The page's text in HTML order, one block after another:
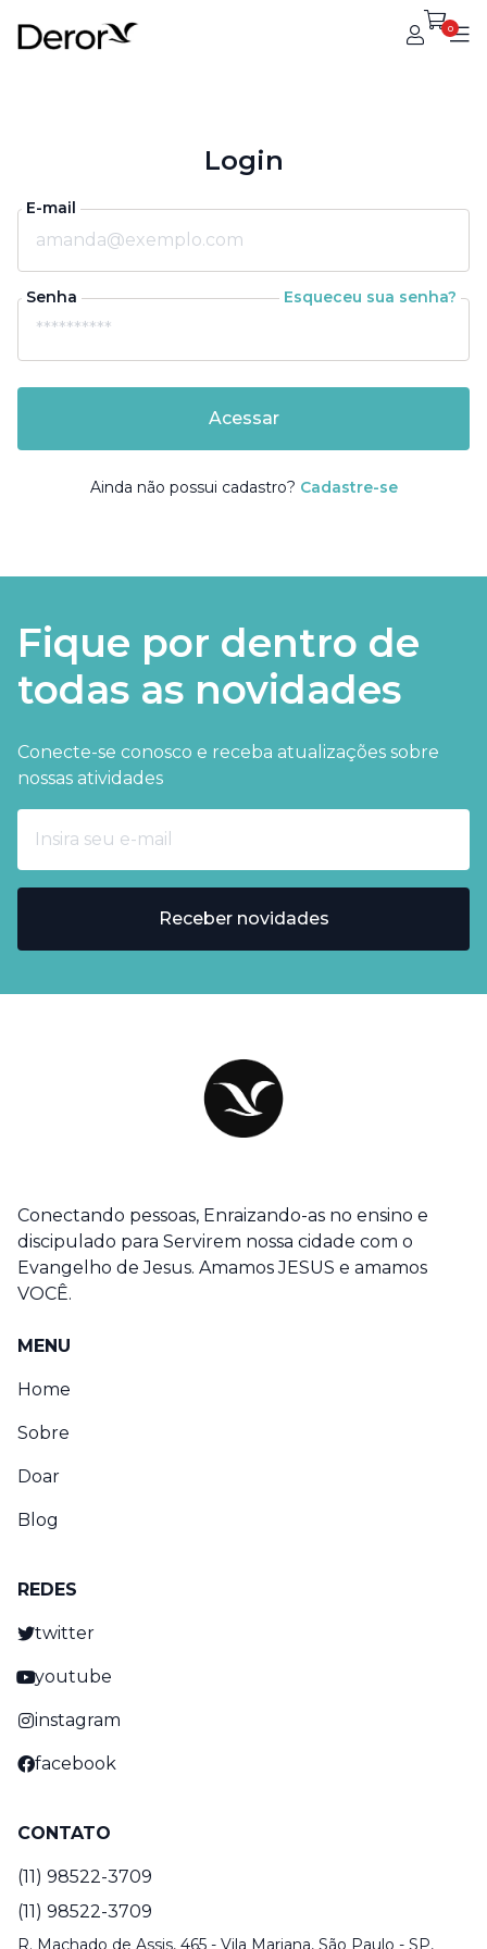
0
Login
E-mail
Senha Esqueceu sua senha?
Acessar
Ainda não possui cadastro? Cadastre-se
Fique por dentro de
todas as novidades
Conecte-se conosco e receba atualizações sobre
nossas atividades
Receber novidades
Conectando pessoas, Enraizando-as no ensino e
discipulado para Servirem nossa cidade com o
Evangelho de Jesus. Amamos JESUS e amamos
VOCÊ.
MENU
Home
Sobre
Doar
Blog
REDES
twitter
youtube
instagram
facebook
CONTATO
(11) 98522-3709
(11) 98522-3709
R. Machado de Assis, 465 - Vila Mariana, São Paulo - SP,